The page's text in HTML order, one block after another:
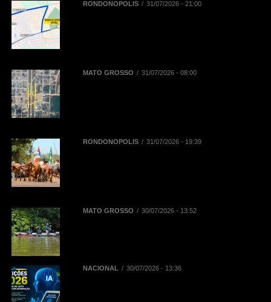
RONDONÓPOLIS 31/07/2026 - 21:00
MATO GROSSO 31/07/2026 - 08:00
RONDONÓPOLIS 31/07/2026 - 19:39
MATO GROSSO 30/07/2026 - 13:52
NACIONAL 30/07/2026 - 13:36